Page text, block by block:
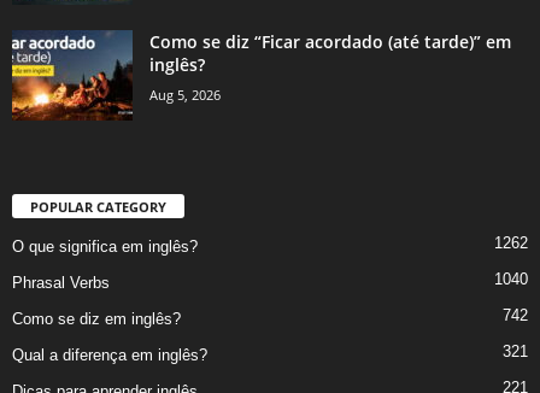
Como se diz “Ficar acordado (até tarde)” em
inglês?
Aug 5, 2026
POPULAR CATEGORY
O que significa em inglês? 1262
Phrasal Verbs 1040
Como se diz em inglês? 742
Qual a diferença em inglês? 321
221